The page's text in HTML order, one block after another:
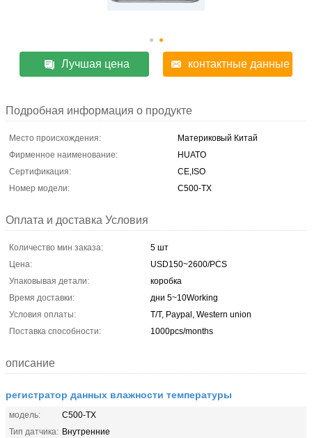
Лучшая цена контактные данные
Подробная информация о продукте
Место происхождения:
Материковый Китай
Фирменное наименование:
HUATO
Сертификация:
CE,ISO
Номер модели:
С500-ТХ
Оплата и доставка Условия
Количество мин заказа:
5 шт
Цена:
USD150~2600/PCS
Упаковывая детали:
коробка
Время доставки:
дни 5~10Working
Условия оплаты:
T/T, Paypal, Western union
Поставка способности:
1000pcs/months
описание
регистратор данных влажности температуры
модель:
С500-ТХ
Тип датчика: Внутренние